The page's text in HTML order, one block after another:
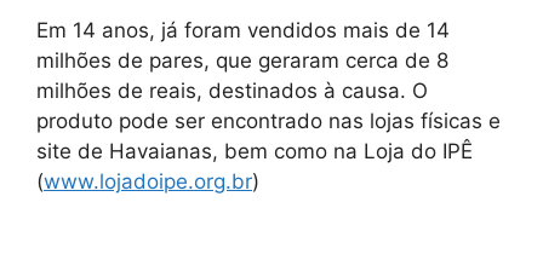
Em 14 anos, já foram vendidos mais de 14
milhões de pares, que geraram cerca de 8
milhões de reais, destinados à causa. O
produto pode ser encontrado nas lojas físicas e
site de Havaianas, bem como na Loja do IPÊ
(www.lojadoipe.org.br)